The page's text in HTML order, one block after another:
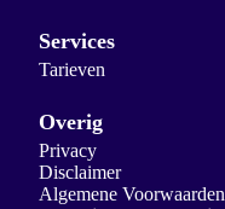
Services
Tarieven
Overig
Privacy
Disclaimer
Algemene Voorwaarden